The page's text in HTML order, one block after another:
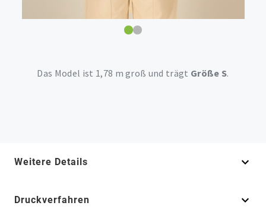
Das Model ist 1,78 m groß und trägt Größe S.
Weitere Details
Druckverfahren